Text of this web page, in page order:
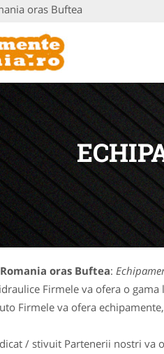
oras Buftea
oras Buftea:
Firmele va ofera o
Firmele va ofera
/ stivuit Partenerii nostri va